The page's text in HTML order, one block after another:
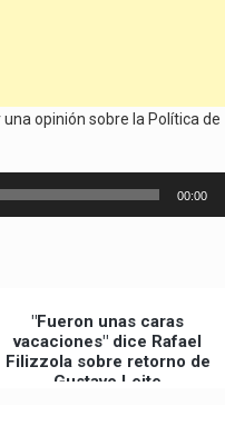
opinión sobre la Política de
00:00
"Fueron unas caras
vacaciones" dice Rafael
Filizzola sobre retorno de
Gustavo Leite